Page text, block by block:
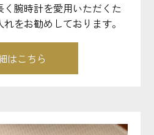
腕時計を愛用いただくた
をお勧めしております。
はこちら